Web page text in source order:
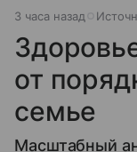
3 часа назад
от
семье
Масштабный